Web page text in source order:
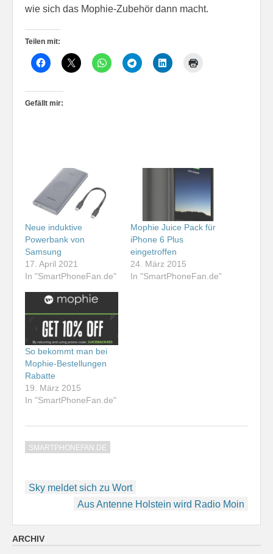
wie sich das Mophie-Zubehör dann macht.
Teilen mit:
Gefällt mir:
Neue induktive
Powerbank von
Samsung
17. April 2021
In "SmartPhoneFan.de"
Mophie Juice Pack für
iPhone 6 Plus
eingetroffen
24. März 2015
In "SmartPhoneFan.de"
So bekommt man bei
Mophie-Bestellungen
Rabatte
19. März 2015
In "SmartPhoneFan.de"
SMARTPHONEFAN.DE
Beitragsnavigation
Sky meldet sich zu Wort
Aus Antenne Holstein wird Radio Moin
ARCHIV